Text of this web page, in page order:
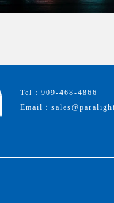
Tel：909-468-4866
Email：